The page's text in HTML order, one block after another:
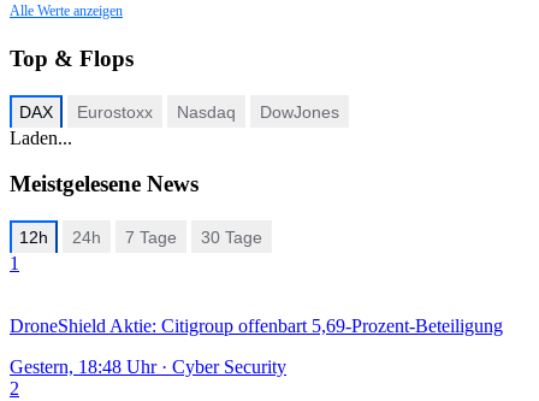
Alle Werte anzeigen
Top & Flops
DAX Eurostoxx Nasdaq DowJones
Laden...
Meistgelesene News
12h 24h 7 Tage 30 Tage
1
DroneShield Aktie: Citigroup offenbart 5,69-Prozent-Beteiligung
Gestern, 18:48 Uhr · Cyber Security
2